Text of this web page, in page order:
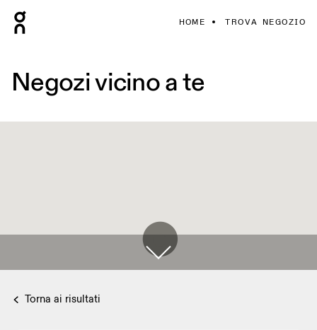
HOME TROVA NEGOZIO
Negozi vicino a te
Torna ai risultati